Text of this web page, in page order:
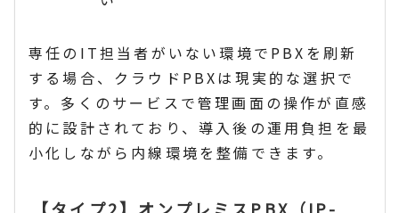
専任のIT担当者がいない環境でPBXを刷新
する場合、クラウドPBXは現実的な選択で
す。多くのサービスで管理画面の操作が直感
的に設計されており、導入後の運用負担を最
小化しながら内線環境を整備できます。